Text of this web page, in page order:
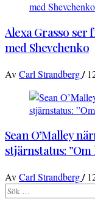
Alexa Grasso ser
med Shevchenko
AvCarl Strandberg/
Sean O’Malley
stjärnstatus:
AvCarl Strandberg/
Sök